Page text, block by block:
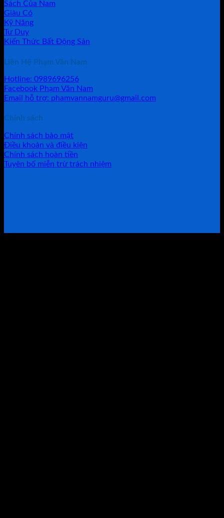
Sách Của Nam
Giàu Có
Kỹ Năng
Tư Duy
Kiến Thức Bất Động Sản
Liên Hệ Phạm Văn Nam
Hotline: 0989696256
Facebook Phạm Văn Nam
Email hỗ trợ: phamvannamguru@gmail.com
Chính sách
Chính sách bảo mật
Điều khoản và điều kiện
Chính sách hoàn tiền
Tuyên bố miễn trừ trách nhiệm